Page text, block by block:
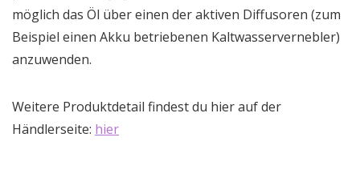
möglich das Öl über einen der aktiven Diffusoren (zum
Beispiel einen Akku betriebenen Kaltwasservernebler)
anzuwenden.
Weitere Produktdetail findest du hier auf der
Händlerseite: hier